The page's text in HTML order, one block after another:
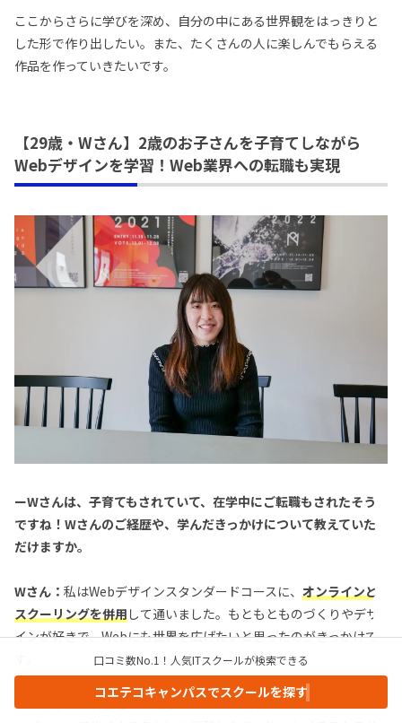
ここからさらに学びを深め、自分の中にある世界観をはっきりと
した形で作り出したい。また、たくさんの人に楽しんでもらえる
作品を作っていきたいです。
【29歳・Wさん】2歳のお子さんを子育てしながら
Webデザインを学習！Web業界への転職も実現
ーWさんは、子育てもされていて、在学中にご転職もされたそう
ですね！Wさんのご経歴や、学んだきっかけについて教えていた
だけますか。
Wさん： 私はWebデザインスタンダードコースに、 オンラインと
スクーリングを併用して通いました。もともとものづくりやデザ
インが好きで、Webにも世界を広げたいと思ったのがきっかけで
私は新卒で印刷会社に入社し、DTP（印刷物のデザインのデータ
口コミ数No.1！人気ITスクールが検索できる
コエテコキャンパスでスクールを探す